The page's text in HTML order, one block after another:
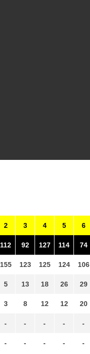
2
112
155
5
3
-
-
3
92
123
13
8
-
-
4
127
125
18
12
-
-
5
114
124
26
12
-
-
6
74
106
29
20
-
-